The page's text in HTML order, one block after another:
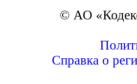
© АО
Справка о